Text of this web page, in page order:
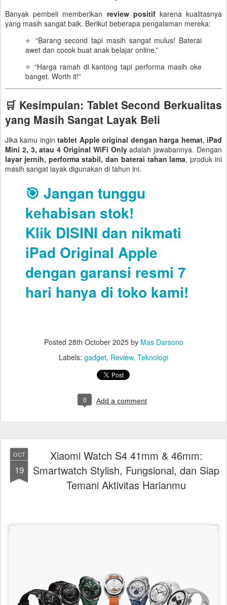
Banyak pembeli memberikan review positifkarena kualitasnya
yang masih sangat baik. Berikut beberapa pengalaman mereka:
⭐ “Barang second tapi masih sangat mulus! Baterai
awet dan cocok buat anak belajar online.”
⭐ “Harga ramah di kantong tapi performa masih oke
banget. Worth it!”
🛒 Kesimpulan: Tablet Second Berkualitas
yang Masih Sangat Layak Beli
Jika kamu ingintablet Apple original dengan harga hemat, iPad
Mini 2, 3, atau 4 Original WiFi Onlyadalah jawabannya. Dengan
layar jernih, performa stabil, dan baterai tahan lama, produk ini
masih sangat layak digunakan di tahun ini.
🎯 Jangan tunggu
kehabisan stok!
Klik DISINI dan nikmati
iPad Original Apple
dengan garansi resmi 7
hari hanya di toko kami!
Posted 28th October 2025by Mas Darsono
Labels: gadget Review Teknologi
0 Add a comment
OCT
19
Xiaomi Watch S4 41mm & 46mm:
Smartwatch Stylish, Fungsional, dan Siap
Temani Aktivitas Harianmu